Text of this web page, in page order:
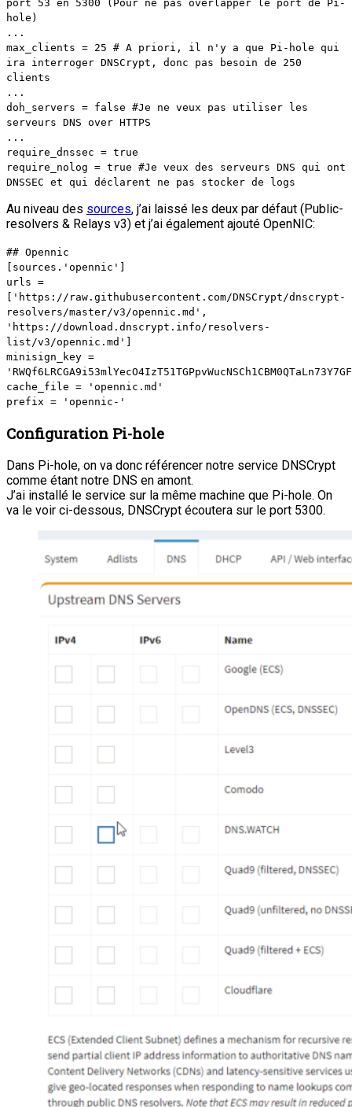
port 53 en 5300 (Pour ne pas overlapper le port de Pi-
hole)
...
max_clients = 25 # A priori, il n'y a que Pi-hole qui
ira interroger DNSCrypt, donc pas besoin de 250
clients
...
doh_servers = false #Je ne veux pas utiliser les
serveurs DNS over HTTPS
...
require_dnssec = true
require_nolog = true #Je veux des serveurs DNS qui ont
DNSSEC et qui déclarent ne pas stocker de logs
Au niveau des sources, j’ai laissé les deux par défaut (Public-
resolvers & Relays v3) et j’ai également ajouté OpenNIC:
## Opennic
[sources.'opennic']
urls =
['https://raw.githubusercontent.com/DNSCrypt/dnscrypt-
resolvers/master/v3/opennic.md',
'https://download.dnscrypt.info/resolvers-
list/v3/opennic.md']
minisign_key =
cache_file = 'opennic.md'
prefix = 'opennic-'
Configuration Pi-hole
Dans Pi-hole, on va donc référencer notre service DNSCrypt
comme étant notre DNS en amont.
J’ai installé le service sur la même machine que Pi-hole. On
va le voir ci-dessous, DNSCrypt écoutera sur le port 5300.